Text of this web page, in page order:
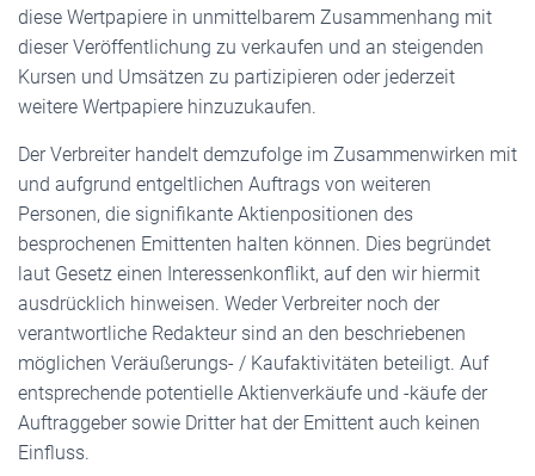
diese Wertpapiere in unmittelbarem Zusammenhang mit
dieser Veröffentlichung zu verkaufen und an steigenden
Kursen und Umsätzen zu partizipieren oder jederzeit
weitere Wertpapiere hinzuzukaufen.
Der Verbreiter handelt demzufolge im Zusammenwirken mit
und aufgrund entgeltlichen Auftrags von weiteren
Personen, die signifikante Aktienpositionen des
besprochenen Emittenten halten können. Dies begründet
laut Gesetz einen Interessenkonflikt, auf den wir hiermit
ausdrücklich hinweisen. Weder Verbreiter noch der
verantwortliche Redakteur sind an den beschriebenen
möglichen Veräußerungs- / Kaufaktivitäten beteiligt. Auf
entsprechende potentielle Aktienverkäufe und -käufe der
Auftraggeber sowie Dritter hat der Emittent auch keinen
Einfluss.